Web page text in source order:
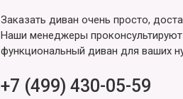
Заказать диван очень просто,
Наши менеджеры
функциональный диван для ваших
+7 (499) 430-05-59